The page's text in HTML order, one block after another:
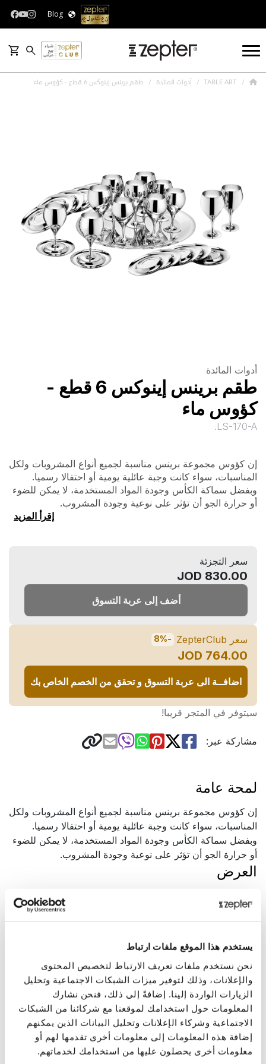
يستخدم هذا الموقع ملفات ارتباط
نحن نستخدم ملفات تعريف الارتباط لتخصيص المحتوى
والإعلانات، وذلك لتوفير ميزات الشبكات الاجتماعية وتحليل
الزيارات الواردة إلينا. إضافةً إلى ذلك، فنحن نشارك
المعلومات حول استخدامك لموقعنا مع شركائنا من الشبكات
الاجتماعية وشركاء الإعلانات وتحليل البيانات الذين يمكنهم
إضافة هذه المعلومات إلى معلومات أخرى تقدمها لهم أو
معلومات أخرى يحصلون عليها من استخدامك لخدماتهم.
Blog
TABLE ART أدوات المائدة طقم برينس إينوكس 6 قطع - كؤوس ماء
أدوات المائدة
طقم برينس إينوكس 6 قطع -
كؤوس ماء
LS-170-A.
إن كؤوس مجموعة برينس مناسبة لجميع أنواع المشروبات ولكل
المناسبات، سواء كانت وجبة عائلية يومية أو احتفالا رسميا.
وبفضل سماكة الكأس وجودة المواد المستخدمة، لا يمكن للضوء
أو حرارة الجو أن تؤثر على نوعية وجودة المشروب.
إقرأ المزيد
سعر التجزئة
830.00 JOD
أضف إلى عربة التسوق
سعر ZepterClub -8%
764.00 JOD
اضافــة الى عربة التسوق و تحقق من الخصم الخاص بك
سيتوفر في المتجر قريبا!
مشاركة عبر:
لمحة عامة
إن كؤوس مجموعة برينس مناسبة لجميع أنواع المشروبات ولكل
المناسبات، سواء كانت وجبة عائلية يومية أو احتفالا رسميا.
وبفضل سماكة الكأس وجودة المواد المستخدمة، لا يمكن للضوء
أو حرارة الجو أن تؤثر على نوعية وجودة المشروب.
العرض
إن مجموعة برينس مصنوعةٌ من الفولاذ المقاوم للصدأ غير
القابل للتلف، وهي كنزٌ حقيقي لجميع الأجيال القادمة. اختر
مجموعة برينس للتمتع بشرب الماء والنبيذ والعصائر والكوكتيلات
يجعلها مفيدة ومتينة للغاية. استثمر في قطع هذه المجموعة ذات
الخصائص الصلبة والثقيلة والتي تحتوي على صينية و12 صحناً
و6 أكوابٍ للماء و6 كؤوسٍ للنبيذ مع خيار إضافة 6 كؤوسٍ
ليكور فخمة. حول أي طاولةٍ إلى مكانٍ فاخرٍ مع أطقم مجموعة
برينس.
البيانات التقنية